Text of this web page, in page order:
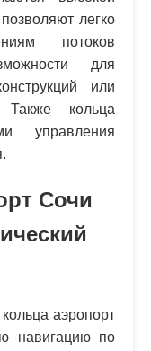
легко
потоков
для
или
Также кольца
управления
Сочи
аэропорт
навигацию по